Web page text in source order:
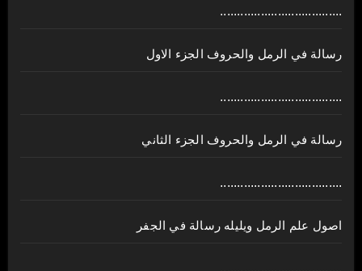
....................................
رسالة في الرمل والحروف الجزء الاول
....................................
رسالة في الرمل والحروف الجزء الثاني
....................................
اصول علم الرمل ويليله رسالة في الجفر